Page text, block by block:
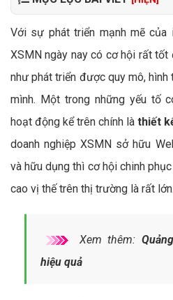
Với sự phát triển mạnh mẽ của
XSMN ngày nay có cơ hội rất tốt
như phát triển được quy mô,
mình. Một trong những yếu tố
hoạt động kể trên chính là thiết
doanh nghiệp XSMN sở hữu
và hữu dụng thì cơ hội chinh
cao vị thế trên thị trường là rất lớn.
Xem thêm:
hiệu quả